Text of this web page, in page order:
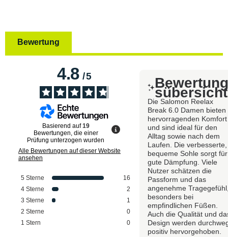
Bewertung
4.8/5
Basierend auf19
Bewertungen, die einer
Prüfung unterzogen wurden
Alle Bewertungen auf dieser Website
ansehen
5 Sterne
16
4 Sterne
2
3 Sterne
1
2 Sterne
0
1 Stern 0
sübersicht
Die Salomon Reelax
Break 6.0 Damen bieten
hervorragenden Komfort
und sind ideal für den
Alltag sowie nach dem
Laufen. Die verbesserte,
bequeme Sohle sorgt für
gute Dämpfung. Viele
Nutzer schätzen die
Passform und das
angenehme
besonders bei
empfindlichen Füßen.
Auch die Qualität und
Design werden
positiv hervorgehoben.